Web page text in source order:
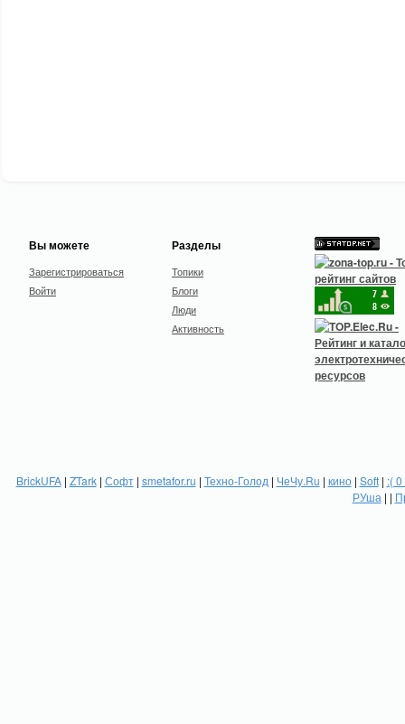
Вы можете
Зарегистрироваться
Войти
Разделы
Топики
Блоги
Люди
Активность
BrickUFA| ZTark| Софт| smetafor.ru | Техно-Голод | ЧеЧу.Ru | кино| Soft| :(
РУша | |